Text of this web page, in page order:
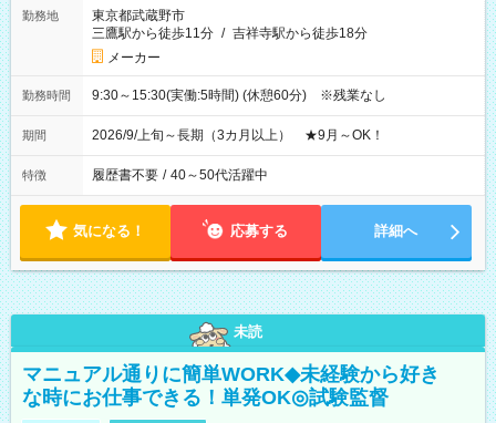
勤務地
東京都武蔵野市
三鷹駅から徒歩11分 / 吉祥寺駅から徒歩18分
メーカー
勤務時間 9:30～15:30(実働:5時間) (休憩60分) ※残業なし
期間 2026/9/上旬～長期（3カ月以上） ★9月～OK！
特徴 履歴書不要 / 40～50代活躍中
気になる！ 応募する 詳細へ
未読
マニュアル通りに簡単WORK◆未経験から好き
な時にお仕事できる！単発OK◎試験監督